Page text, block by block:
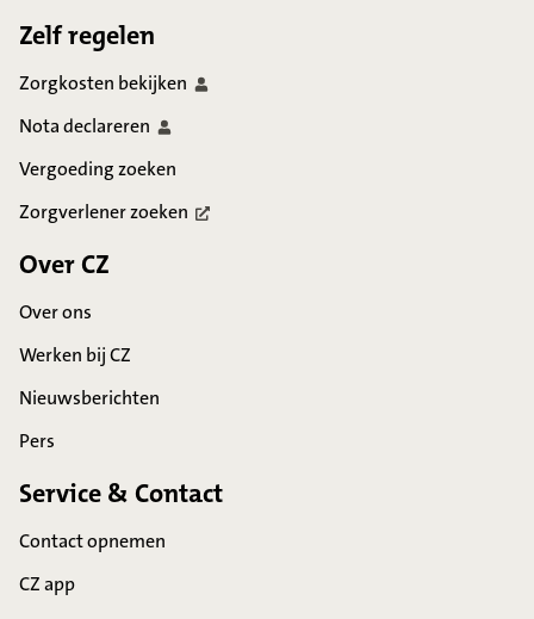
Zelf regelen
Zorgkosten bekijken
Notadeclareren
Vergoeding zoeken
Zorgverlenerzoeken
Over CZ
Over ons
Werken bij CZ
Nieuwsberichten
Pers
Service & Contact
Contact opnemen
CZ app